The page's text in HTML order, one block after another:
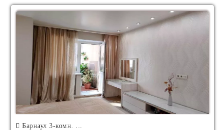
Барнаул 3-комн. ...